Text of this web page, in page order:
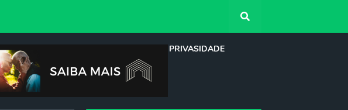
CRISES DO FIM PRIVASIDADE